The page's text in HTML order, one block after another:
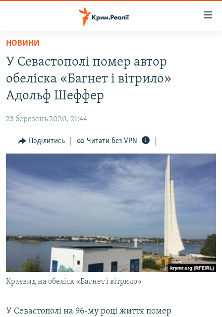
Перейти
основного
матеріалу
Перейти
до
основної
навігації
Перейти
до
ВОДА.КРИМ
ВІДЕО ТА ФОТО
БЛОГИ
ПОГЛЯД
ВСЕ ЗА ДЕНЬ
СВІДЧЕННЯ ОКУПАЦІЇ
УКРАЇНСЬКА ПРОБЛЕМА КРИМУ
ІНФОГРАФІКА
Русский
Qırımtatar
ДОЛУЧАЙСЯ!
НОВИНИ
У Севастополі помер автор
обеліска «Багнет і вітрило»
Адольф Шеффер
23 березень 2020, 21:44
Поділитись Читати без VPN
Краєвид на обеліск «Багнет і вітрило»
У Севастополі на 96-му році життя помер